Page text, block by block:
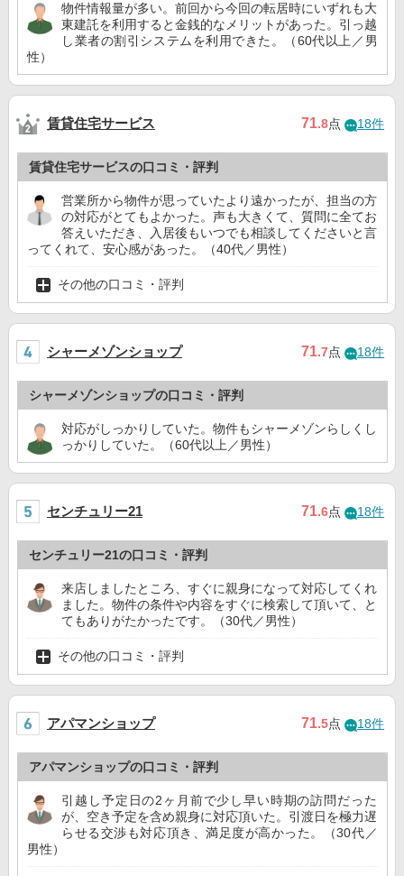
物件情報量が多い。前回から今回の転居時にいずれも大
東建託を利用すると金銭的なメリットがあった。引っ越
し業者の割引システムを利用できた。（60代以上／男
性）
賃貸住宅サービス 71.8点 18件
賃貸住宅サービスの口コミ・評判
営業所から物件が思っていたより遠かったが、担当の方
の対応がとてもよかった。声も大きくて、質問に全てお
答えいただき、入居後もいつでも相談してくださいと言
ってくれて、安心感があった。（40代／男性）
その他の口コミ・評判
シャーメゾンショップ 71.7点 18件
シャーメゾンショップの口コミ・評判
対応がしっかりしていた。物件もシャーメゾンらしくし
っかりしていた。（60代以上／男性）
センチュリー21 71.6点 18件
センチュリー21の口コミ・評判
来店しましたところ、すぐに親身になって対応してくれ
ました。物件の条件や内容をすぐに検索して頂いて、と
てもありがたかったです。（30代／男性）
その他の口コミ・評判
アパマンショップ 71.5点 18件
アパマンショップの口コミ・評判
引越し予定日の2ヶ月前で少し早い時期の訪問だった
が、空き予定を含め親身に対応頂いた。引渡日を極力遅
らせる交渉も対応頂き、満足度が高かった。（30代／
男性）